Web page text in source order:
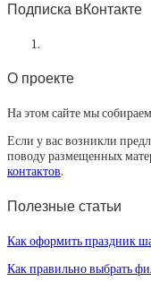
Подписка вКонтакте
О проекте
На этом сайте мы
Если у вас возникли
поводу размещенных
контактов.
Полезные статьи
Как оформить праздник
Как правильно выбрать